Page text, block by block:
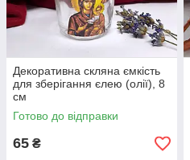
Декоративна скляна ємкість
для зберігання єлею (олії), 8
см
Готово до відправки
65 ₴